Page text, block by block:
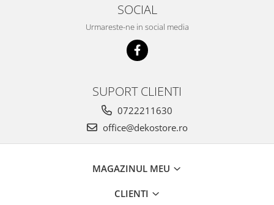
SOCIAL
Urmareste-ne in social media
SUPORT CLIENTI
0722211630
office@dekostore.ro
MAGAZINUL MEU
CLIENTI